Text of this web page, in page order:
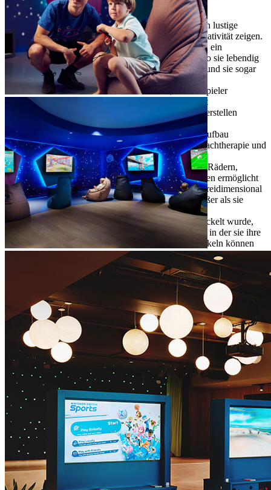
gemeinsam erkunden können.
Paint 2 Life Aquarium: Kleine Künstler können lustige
Meerestiere bemalen und ihre unbegrenzte Kreativität zeigen.
Mit einem Knopfdruck werden die Gemälde in ein
lebensgroßes virtuelles Aquarium geschickt, wo sie lebendig
werden. Die Kinder können mit ihnen spielen und sie sogar
füttern
LiteZilla: Eine interaktive Lichtwand, an der Spieler
beleuchtete Bilder, Muster und Botschaften mit
regenbogenfarbenen LitePins und dem Raster erstellen
können
Busy Board: Ein großartiges Werkzeug zum Aufbau
feinmotorischer Fähigkeiten, Rollenspiele, Sprachtherapie und
Teamwork-Förderung
Rigamajig: Eine Sammlung von Holzplanken, Rädern,
Riemenscheiben, Muttern, Schrauben und Seilen ermöglicht
es Kindern, ihrer Neugier zu folgen und sich dreidimensional
auszudrücken, indem sie Dinge bauen, die größer als sie
selbst sind
Ropeland: Ein gehäkelter Spielplatz, der entwickelt wurde,
um Kindern eine sichere Umgebung zu bieten, in der sie ihre
körperlichen Fähigkeiten erkunden und entwickeln können
Lego Robotics – eine lustige und lehrreiche Aktivität, bei der
Kinder ihre eigenen Roboter bauen und programmieren
können, was ihre Kreativität und Problemlösungsfähigkeiten
fördert. Unter der Aufsicht eines IT-Trainers (einmal pro
Woche in der Hochsaison)